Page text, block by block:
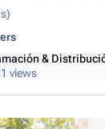
&
views